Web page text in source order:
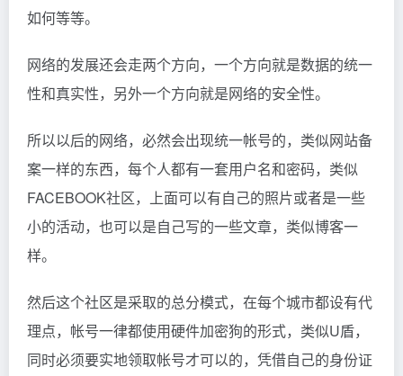
如何等等。
网络的发展还会走两个方向，一个方向就是数据的统一
性和真实性，另外一个方向就是网络的安全性。
所以以后的网络，必然会出现统一帐号的，类似网站备
案一样的东西，每个人都有一套用户名和密码，类似
FACEBOOK社区，上面可以有自己的照片或者是一些
小的活动，也可以是自己写的一些文章，类似博客一
样。
然后这个社区是采取的总分模式，在每个城市都设有代
理点，帐号一律都使用硬件加密狗的形式，类似U盾，
同时必须要实地领取帐号才可以的，凭借自己的身份证